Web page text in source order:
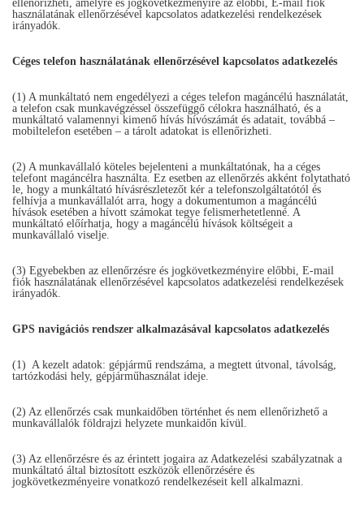
ellenőrízheti, amelyre és jogkövetkezményire az előbbi, E-mail fiók
használatának ellenőrzésével kapcsolatos adatkezelési rendelkezések
irányadók.
Céges telefon használatának ellenőrzésével kapcsolatos adatkezelés
(1) A munkáltató nem engedélyezi a céges telefon magáncélú használatát,
a telefon csak munkavégzéssel összefüggő célokra használható, és a
munkáltató valamennyi kimenő hívás hívószámát és adatait, továbbá –
mobiltelefon esetében – a tárolt adatokat is ellenőrizheti.
(2) A munkavállaló köteles bejelenteni a munkáltatónak, ha a céges
telefont magáncélra használta. Ez esetben az ellenőrzés akként folytatható
le, hogy a munkáltató hívásrészletezőt kér a telefonszolgáltatótól és
felhívja a munkavállalót arra, hogy a dokumentumon a magáncélú
hívások esetében a hívott számokat tegye felismerhetetlenné. A
munkáltató előírhatja, hogy a magáncélú hívások költségeit a
munkavállaló viselje.
(3) Egyebekben az ellenőrzésre és jogkövetkezményire előbbi, E-mail
fiók használatának ellenőrzésével kapcsolatos adatkezelési rendelkezések
irányadók.
GPS navigációs rendszer alkalmazásával kapcsolatos adatkezelés
(1) A kezelt adatok: gépjármű rendszáma, a megtett útvonal, távolság,
tartózkodási hely, gépjárműhasználat ideje.
(2) Az ellenőrzés csak munkaidőben történhet és nem ellenőrizhető a
munkavállalók földrajzi helyzete munkaidőn kívül.
(3) Az ellenőrzésre és az érintett jogaira az Adatkezelési szabályzatnak a
munkáltató által biztosított eszközök ellenőrzésére és
jogkövetkezményeire vonatkozó rendelkezéseit kell alkalmazni.